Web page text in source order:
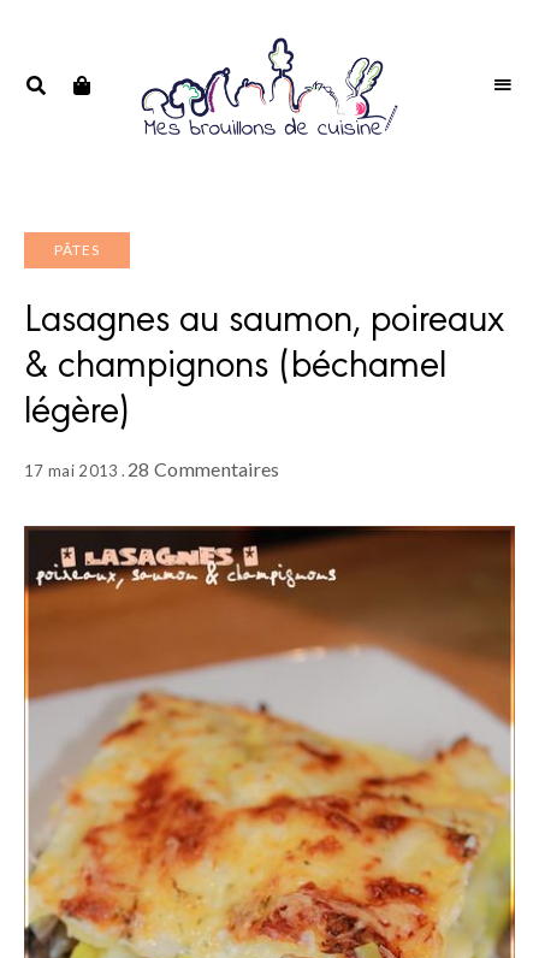
PÂTES
Lasagnes au saumon, poireaux
& champignons (béchamel
légère)
17 mai 2013 28 Commentaires